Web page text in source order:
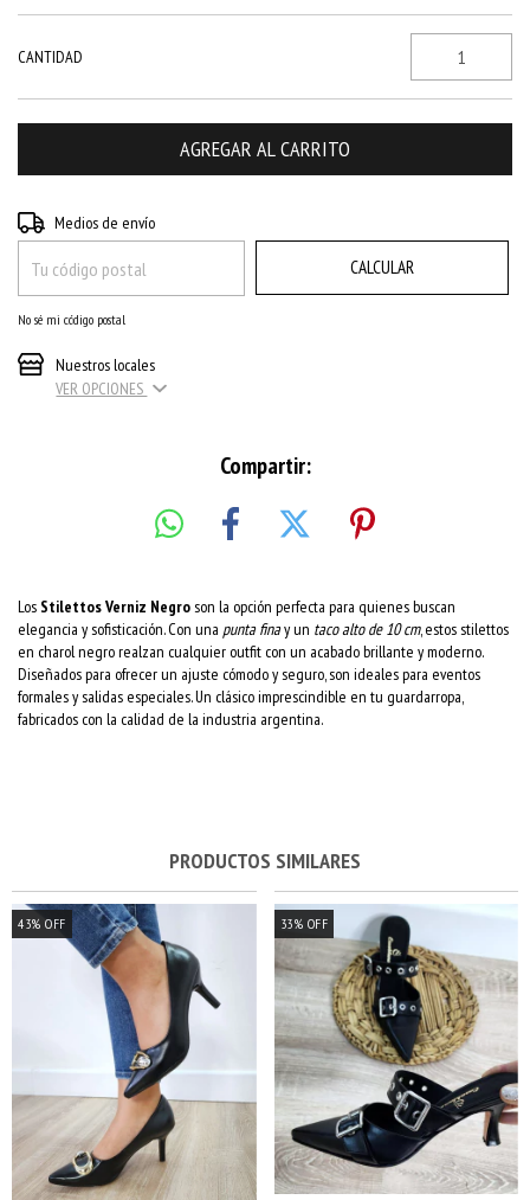
CANTIDAD
Entregas para el CP:
Medios de envío
CALCULAR
No sé mi código postal
Nuestros locales
VER OPCIONES
Compartir:
Los Stilettos Verniz Negro son la opción perfecta para quienes buscan
elegancia y sofisticación. Con una punta finay un taco alto de 10 cm, estos stilettos
en charol negro realzan cualquier outfit con un acabado brillante y moderno.
Diseñados para ofrecer un ajuste cómodo y seguro, son ideales para eventos
formales y salidas especiales. Un clásico imprescindible en tu guardarropa,
fabricados con la calidad de la industria argentina.
PRODUCTOS SIMILARES
43% OFF 33% OFF